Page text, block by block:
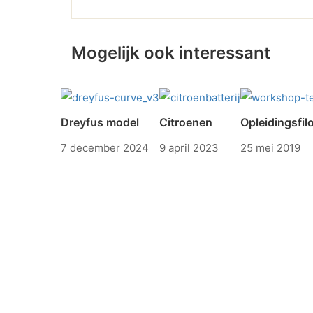
Mogelijk ook interessant
Dreyfus model
7 december 2024
Citroenen
9 april 2023 25 mei 2019